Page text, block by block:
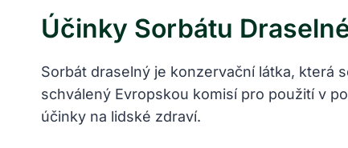
Účinky Sorbátu
Sorbát draselný je konzervační látka, která
schválený Evropskou komisí pro použití v
účinky na lidské zdraví.